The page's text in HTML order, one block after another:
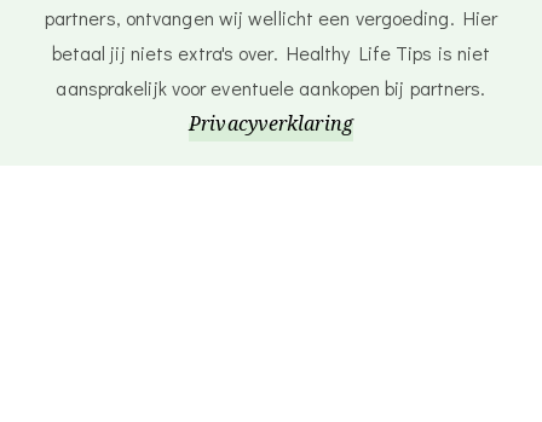
partners, ontvangen wij wellicht een vergoeding. Hier
betaal jij niets extra's over. Healthy Life Tips is niet
aansprakelijk voor eventuele aankopen bij partners.
Privacyverklaring